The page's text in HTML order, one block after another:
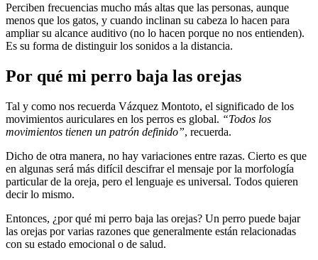
Perciben frecuencias mucho más altas que las personas, aunque
menos que los gatos, y cuando inclinan su cabeza lo hacen para
ampliar su alcance auditivo (no lo hacen porque no nos entienden).
Es su forma de distinguir los sonidos a la distancia.
Por qué mi perro baja las orejas
Tal y como nos recuerda Vázquez Montoto, el significado de los
movimientos auriculares en los perros es global. “Todos los
movimientos tienen un patrón definido”, recuerda.
Dicho de otra manera, no hay variaciones entre razas. Cierto es que
en algunas será más difícil descifrar el mensaje por la morfología
particular de la oreja, pero el lenguaje es universal. Todos quieren
decir lo mismo.
Entonces, ¿por qué mi perro baja las orejas? Un perro puede bajar
las orejas por varias razones que generalmente están relacionadas
con su estado emocional o de salud.